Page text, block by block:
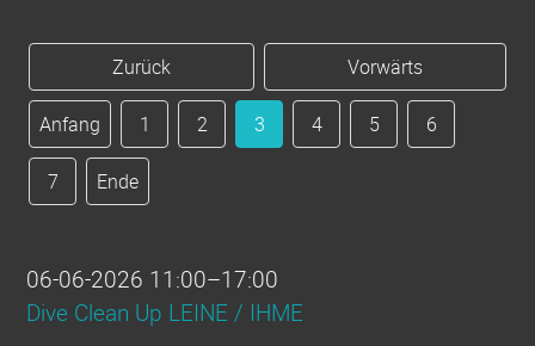
Zurück Vorwärts
Anfang 1 2 3 4 5 6
7 Ende
06-06-2026 11:00–17:00
Dive Clean Up LEINE / IHME